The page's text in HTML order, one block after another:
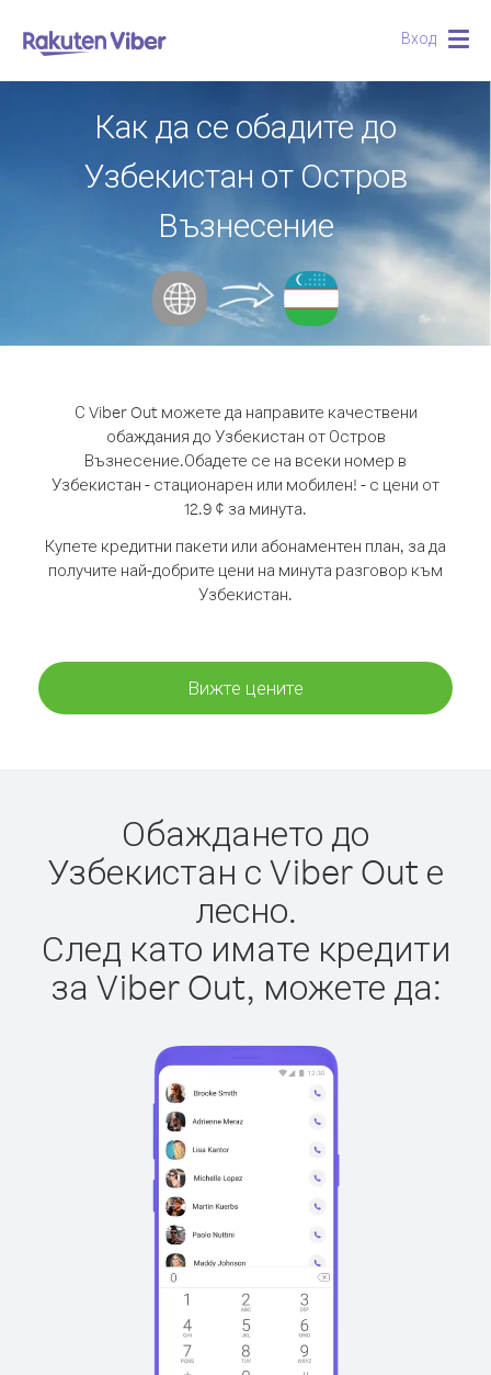
Вход
Как да се обадите до
Узбекистан от Остров
Възнесение
С Viber Out можете да направите качествени
обаждания до Узбекистан от Остров
Възнесение.Обадете се на всеки номер в
Узбекистан - стационарен или мобилен! - с цени от
12.9 ¢ за минута.
Купете кредитни пакети или абонаментен план, за да
получите най-добрите цени на минута разговор към
Узбекистан.
Вижте цените
Обаждането до
Узбекистан с Viber Out е
лесно.
След като имате кредити
за Viber Out, можете да: